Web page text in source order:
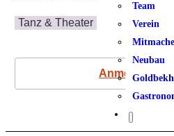
Team
Verein
Neubau
Tanz & Theater
Anmeldung